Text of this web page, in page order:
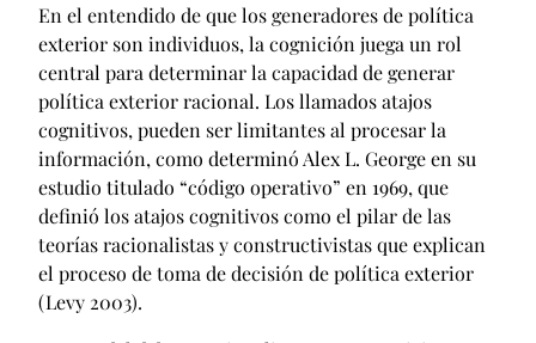
En el entendido de que los generadores de política
exterior son individuos, la cognición juega un rol
central para determinar la capacidad de generar
política exterior racional. Los llamados atajos
cognitivos, pueden ser limitantes al procesar la
información, como determinó Alex L. George en su
estudio titulado “código operativo” en 1969, que
definió los atajos cognitivos como el pilar de las
teorías racionalistas y constructivistas que explican
el proceso de toma de decisión de política exterior
(Levy 2003).